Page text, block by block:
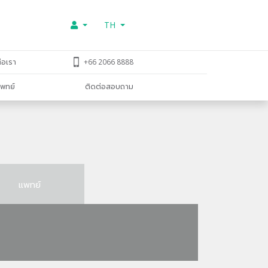
TH
เรา +66 2066 8888
ทย์ ติดต่อสอบถาม
แพทย์